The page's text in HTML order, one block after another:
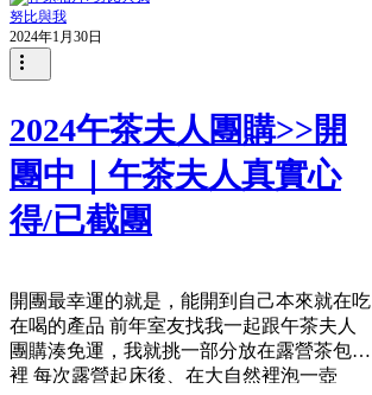
努比與我
2024年1月30日
2024午茶夫人團購>>開
團中｜午茶夫人真實心
得/已截團
開團最幸運的就是，能開到自己本來就在吃
在喝的產品 前年室友找我一起跟午茶夫人
團購湊免運，我就挑一部分放在露營茶包組
裡 每次露營起床後、在大自然裡泡一壺